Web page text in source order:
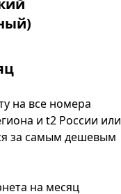
на все номера
и t2 России или
за самым дешевым
на месяц